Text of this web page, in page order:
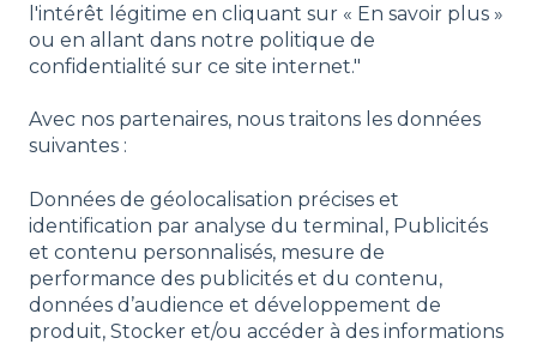
l'intérêt légitime en cliquant sur « En savoir plus »
ou en allant dans notre politique de
confidentialité sur ce site internet."
Avec nos partenaires, nous traitons les données
suivantes :
Données de géolocalisation précises et
identification par analyse du terminal, Publicités
et contenu personnalisés, mesure de
performance des publicités et du contenu,
données d’audience et développement de
produit, Stocker et/ou accéder à des informations